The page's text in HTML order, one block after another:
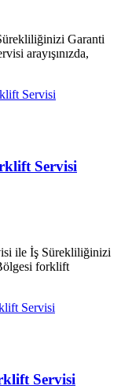
Garanti
arayışınızda,
Servisi
ile İş Sürekliliğinizi
forklift
Servisi